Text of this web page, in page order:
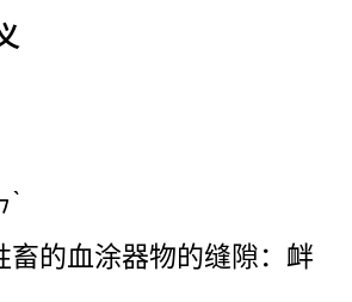
畜的血涂器物的缝隙：衅